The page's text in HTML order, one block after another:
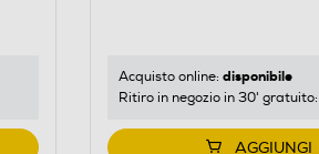
Acquisto online: disponibile
Ritiro in negozio in 30' gratuito:
AGGIUNGI